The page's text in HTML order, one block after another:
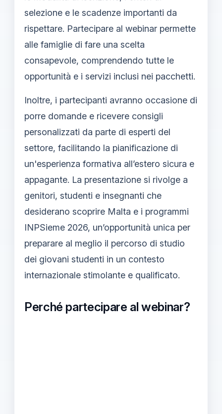
selezione e le scadenze importanti da
rispettare. Partecipare al webinar permette
alle famiglie di fare una scelta
consapevole, comprendendo tutte le
opportunità e i servizi inclusi nei pacchetti.
Inoltre, i partecipanti avranno occasione di
porre domande e ricevere consigli
personalizzati da parte di esperti del
settore, facilitando la pianificazione di
un'esperienza formativa all’estero sicura e
appagante. La presentazione si rivolge a
genitori, studenti e insegnanti che
desiderano scoprire Malta e i programmi
INPSieme 2026, un’opportunità unica per
preparare al meglio il percorso di studio
dei giovani studenti in un contesto
internazionale stimolante e qualificato.
Perché partecipare al webinar?